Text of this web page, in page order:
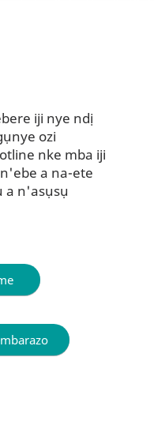
iji nye ndị
ozi
nke mba iji
a na-ete
a n'asụsụ